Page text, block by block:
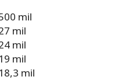
mil
mil
mil
mil
mil